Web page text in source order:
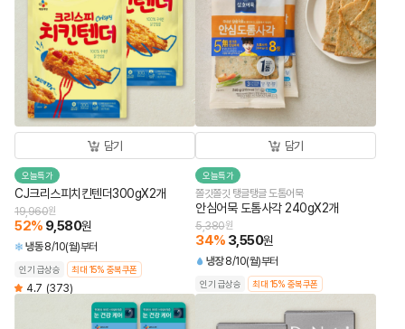
담기
오늘특가
CJ크리스피치킨텐더300gX2개
19,960원
52% 9,580원
냉동 8/10(월)부터
인기 급상승 최대 15% 중복쿠폰
4.7 (373)
담기
오늘특가
쫄깃쫄깃 탱글탱글 도톰어묵
안심어묵 도톰사각 240gX2개
5,380원
34% 3,550원
냉장 8/10(월)부터
인기 급상승 최대 15% 중복쿠폰